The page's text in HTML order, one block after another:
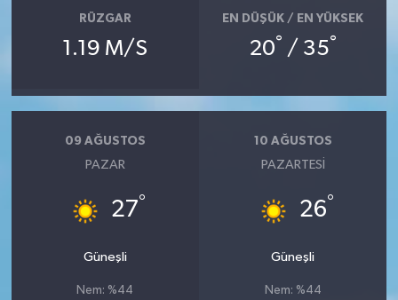
RÜZGAR
1.19 M/S
EN DÜŞÜK / EN YÜKSEK
20° / 35°
09 AĞUSTOS
PAZAR
27°
Güneşli
Nem: %44
10 AĞUSTOS
PAZARTESI
26°
Güneşli
Nem: %44